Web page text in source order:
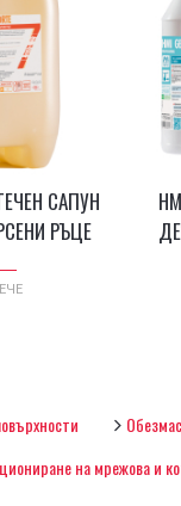
САПУН
РЪЦЕ
на мрежова и